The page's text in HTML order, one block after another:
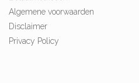
Algemene voorwaarden
Disclaimer
Privacy Policy